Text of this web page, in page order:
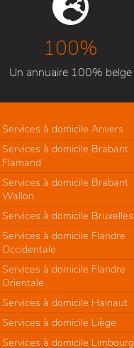
100%
Un annuaire 100% belge
Services à domicile Anvers
Services à domicile Brabant
Flamand
Services à domicile Brabant
Wallon
Services à domicile Bruxelles
Services à domicile Flandre
Occidentale
Services à domicile Flandre
Orientale
Services à domicile Hainaut
Services à domicile Liège
Services à domicile Limbourg